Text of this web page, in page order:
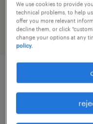
other
job details
社名
We use cookies to provide
technical problems, to help
offer you more relevant
decline them, or click
change your options at any
policy.